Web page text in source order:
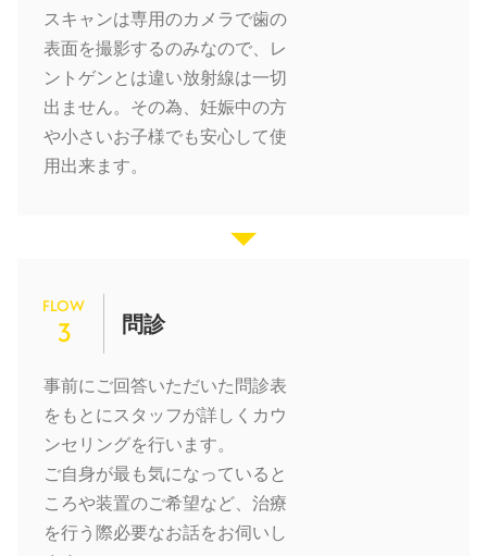
スキャンは専用のカメラで歯の
表面を撮影するのみなので、レ
ントゲンとは違い放射線は一切
出ません。その為、妊娠中の方
や小さいお子様でも安心して使
用出来ます。
FLOW
3 問診
事前にご回答いただいた問診表
をもとにスタッフが詳しくカウ
ンセリングを行います。
ご自身が最も気になっていると
ころや装置のご希望など、治療
を行う際必要なお話をお伺いし